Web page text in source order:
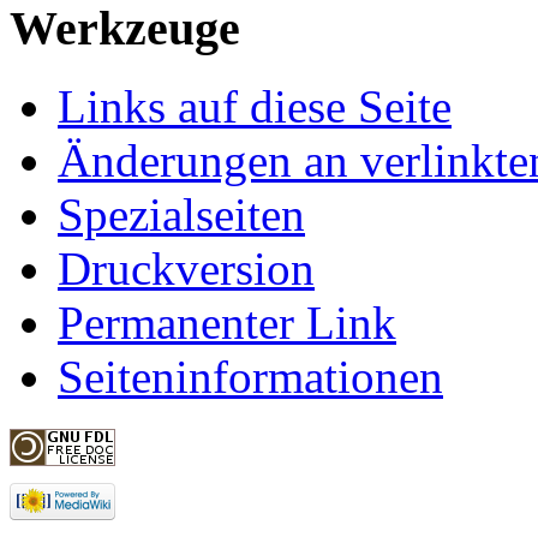
Werkzeuge
Links auf diese Seite
Änderungen an
Spezialseiten
Druckversion
Permanenter Link
Seiteninformationen